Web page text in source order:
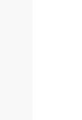
etiquetas